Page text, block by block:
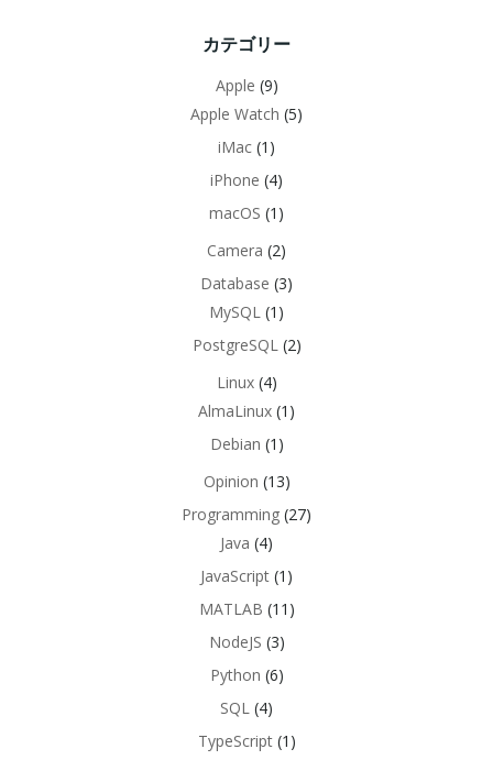
カテゴリー
Apple (9)
Apple Watch (5)
iMac (1)
iPhone (4)
macOS (1)
Camera (2)
Database (3)
MySQL (1)
PostgreSQL (2)
Linux(4)
AlmaLinux (1)
Debian (1)
Opinion (13)
Programming (27)
Java (4)
JavaScript (1)
MATLAB (11)
NodeJS (3)
Python (6)
SQL (4)
TypeScript(1)